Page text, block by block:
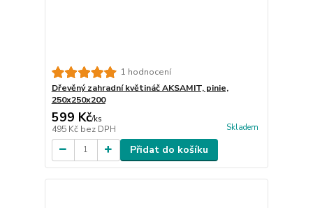
1 hodnocení
Dřevěný zahradní květináč AKSAMIT, pinie,
250x250x200
599 Kč/ks
495 Kč bez DPH Skladem
Přidat do košíku